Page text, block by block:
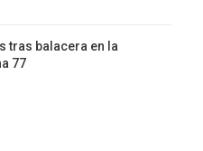
tras balacera en la
77